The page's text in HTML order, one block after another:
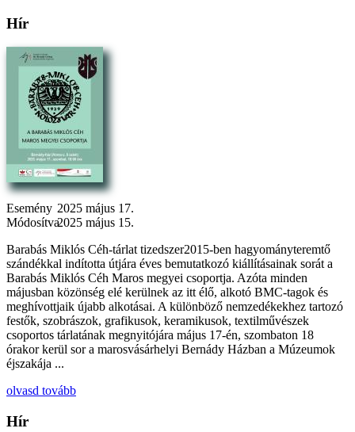
Hír
Esemény 2025 május 17.
Módosítva2025 május 15.
Barabás Miklós Céh-tárlat tizedszer2015-ben hagyományteremtő
szándékkal indította útjára éves bemutatkozó kiállításainak sorát a
Barabás Miklós Céh Maros megyei csoportja. Azóta minden
májusban közönség elé kerülnek az itt élő, alkotó BMC-tagok és
meghívottjaik újabb alkotásai. A különböző nemzedékekhez tartozó
festők, szobrászok, grafikusok, keramikusok, textilművészek
csoportos tárlatának megnyitójára május 17-én, szombaton 18
órakor kerül sor a marosvásárhelyi Bernády Házban a Múzeumok
éjszakája ...
olvasd tovább
Hír